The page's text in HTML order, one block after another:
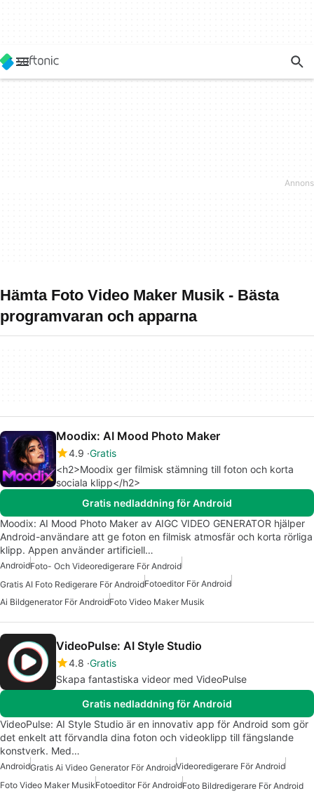
Hämta Foto Video Maker Musik - Bästa
programvaran och apparna
Moodix: AI Mood Photo Maker
4.9 Gratis
<h2>Moodix ger filmisk stämning till foton och korta
sociala klipp</h2>
Gratis nedladdning för Android
Moodix: AI Mood Photo Maker av AIGC VIDEO GENERATOR hjälper
Android-användare att ge foton en filmisk atmosfär och korta rörliga
klipp. Appen använder artificiell…
AndroidFoto- Och Videoredigerare För Android
Gratis AI Foto Redigerare För AndroidFotoeditor För Android
Ai Bildgenerator För AndroidFoto Video Maker Musik
VideoPulse: AI Style Studio
4.8 Gratis
Skapa fantastiska videor med VideoPulse
Gratis nedladdning för Android
VideoPulse: AI Style Studio är en innovativ app för Android som gör
det enkelt att förvandla dina foton och videoklipp till fängslande
konstverk. Med…
AndroidGratis Ai Video Generator För AndroidVideoredigerare För Android
Foto Video Maker MusikFotoeditor För AndroidFoto Bildredigerare För Android